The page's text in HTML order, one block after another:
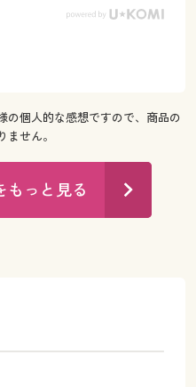
個人的な感想ですので、商品の
せん。
もっと見る